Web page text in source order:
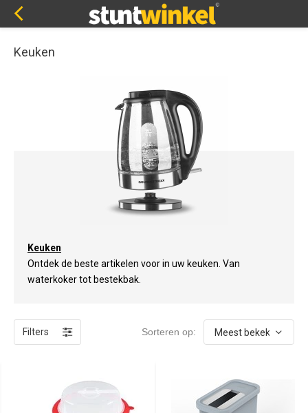
Keuken
Keuken
Ontdek de beste artikelen voor in uw keuken. Van
waterkoker tot bestekbak.
Filters Sorteren op: